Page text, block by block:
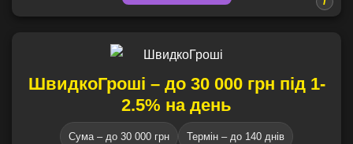
ШвидкоГроші – до 30 000 грн під 1-
2.5% на день
Сума – до 30 000 грн Термін – до 140 днів